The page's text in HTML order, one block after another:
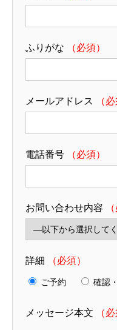
ふりがな （必須）
メールアドレス （必
電話番号 （必須）
お問い合わせ内容
詳細 （必須）
ご予約 確認
メッセージ本文 （必